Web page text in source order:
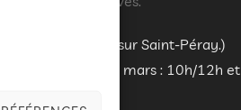
depuis un an sur Saint-Péray.)
: Samedi 12 mars : 10h/12h et